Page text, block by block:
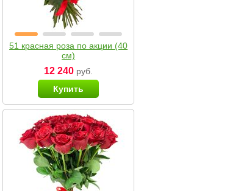
51 красная роза по акции (40
см)
12 240 руб.
Купить